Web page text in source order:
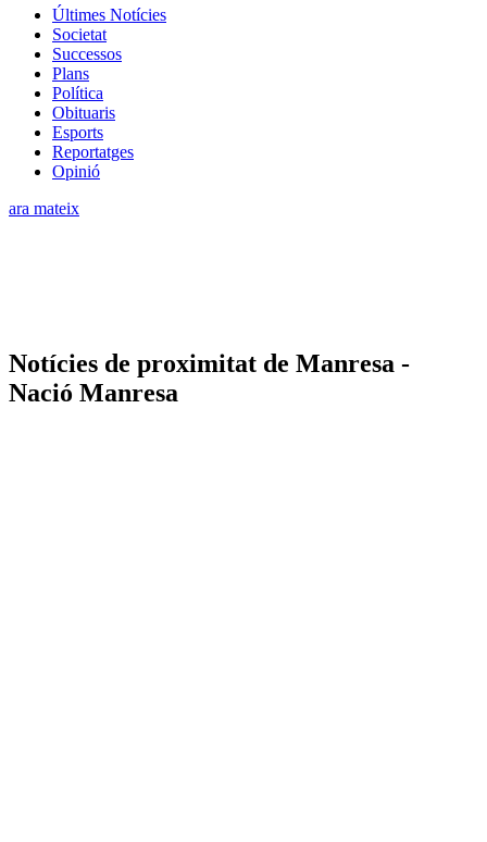
Últimes Notícies
Societat
Successos
Plans
Política
Obituaris
Esports
Reportatges
Opinió
ara mateix
Notícies de proximitat de Manresa -
Nació Manresa